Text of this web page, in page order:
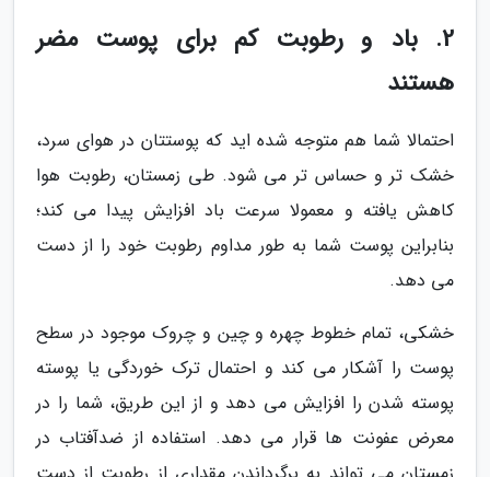
2. باد و رطوبت کم برای پوست مضر
هستند
احتمالا شما هم متوجه شده اید که پوستتان در هوای سرد،
خشک تر و حساس تر می شود. طی زمستان، رطوبت هوا
کاهش یافته و معمولا سرعت باد افزایش پیدا می کند؛
بنابراین پوست شما به طور مداوم رطوبت خود را از دست
می دهد.
خشکی، تمام خطوط چهره و چین و چروک موجود در سطح
پوست را آشکار می کند و احتمال ترک خوردگی یا پوسته
پوسته شدن را افزایش می دهد و از این طریق، شما را در
معرض عفونت ها قرار می دهد. استفاده از ضدآفتاب در